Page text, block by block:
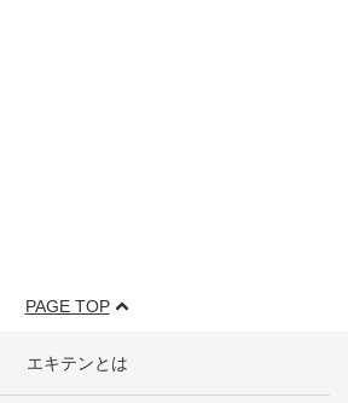
PAGE TOP
エキテンとは